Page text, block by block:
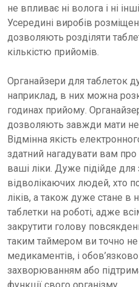
не впливає ні волога і ні
Усередині виробів
дозволяють розділяти
кількістю прийомів.
Органайзери для таблеток
наприклад, в них можна
годинах прийому.
дозволяють завжди мати
Відмінна якість
здатний нагадувати вам про
ваші ліки. Дуже підійде для
відволікаючих людей, хто
ліків, а також дуже стане в
таблетки на роботі, адже
закрутити голову
таким таймером ви точно
медикаментів, і
захворюванням або